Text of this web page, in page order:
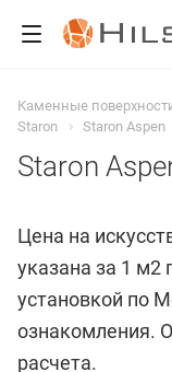
Каменные
Staron
Staron Aspen
Staron
Цена на
указана за 1 м2
установкой по
ознакомления.
расчета.